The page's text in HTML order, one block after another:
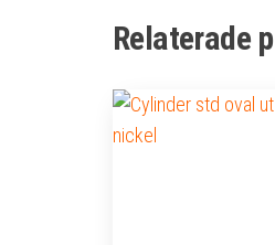
Relaterade